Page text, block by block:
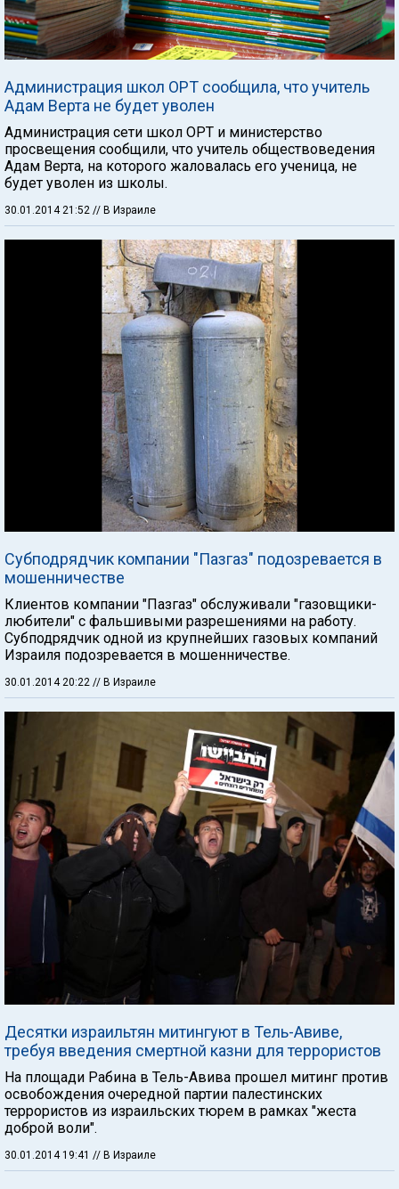
Администрация школ ОРТ сообщила, что учитель
Адам Верта не будет уволен
Администрация сети школ ОРТ и министерство
просвещения сообщили, что учитель обществоведения
Адам Верта, на которого жаловалась его ученица, не
будет уволен из школы.
30.01.2014 21:52 // В Израиле
Субподрядчик компании "Пазгаз" подозревается в
мошенничестве
Клиентов компании "Пазгаз" обслуживали "газовщики-
любители" с фальшивыми разрешениями на работу.
Субподрядчик одной из крупнейших газовых компаний
Израиля подозревается в мошенничестве.
30.01.2014 20:22 // В Израиле
Десятки израильтян митингуют в Тель-Авиве,
требуя введения смертной казни для террористов
На площади Рабина в Тель-Авива прошел митинг против
освобождения очередной партии палестинских
террористов из израильских тюрем в рамках "жеста
доброй воли".
30.01.2014 19:41 // В Израиле